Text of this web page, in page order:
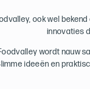
ook wel
innovaties
wordt nauw
ideeën en